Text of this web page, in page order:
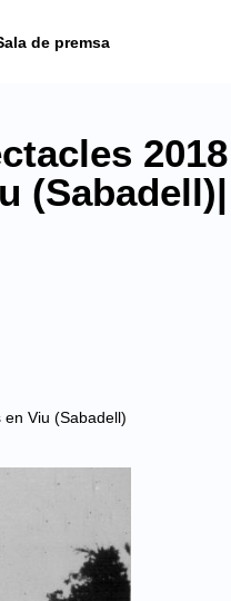
de premsa
(Sabadell)|
Viu (Sabadell)